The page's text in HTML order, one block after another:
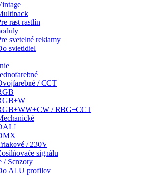
rast rastlín
svetelné reklamy
svietidiel
/ CCT
/ RBG+CCT
/ 230V
signálu
/ Senzory
ALU profilov